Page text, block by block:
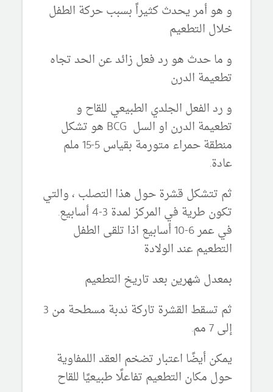
و هو أمر يحدث كثيراً بسبب حركة الطفل
خلال التطعيم
و ما حدث هو رد فعل زائد عن الحد تجاه
تطعيمة الدرن
و رد الفعل الجلدي الطبيعي للقاح و
تطعيمة الدرن او السل BCG هو تشكل
منطقة حمراء متورمة بقياس 5-15 ملم
عادة.
ثم تتشكل قشرة حول هذا التصلب ، والتي
تكون طرية في المركز لمدة 3-4 أسابيع.
في عمر 6-10 أسابيع اذا تلقى الطفل
التطعيم عند الولادة
بمعدل شهرين بعد تاريخ التطعيم
ثم تسقط القشرة تاركة ندبة مسطحة من 3
إلى 7 مم.
يمكن أيضًا اعتبار تضخم العقد اللمفاوية
حول مكان التطعيم تفاعلًا طبيعيًا للقاح